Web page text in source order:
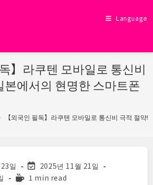
Language
】라쿠텐 모바일로 통신비
본에서의 현명한 스마트폰
【외국인 필독】라쿠텐 모바일로 통신비 극적 절약
일
Post
last
2025년 11월 21일
Reading1 min read